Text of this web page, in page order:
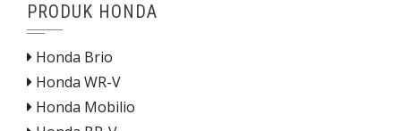
PRODUK HONDA
Honda Brio
Honda WR-V
Honda Mobilio